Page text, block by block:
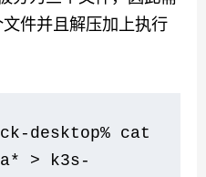
件并且解压加上执行
> k3s-